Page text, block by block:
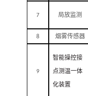
7 局放监测
8 烟雾传感器
9
智能操控接
点测温一体
化装置